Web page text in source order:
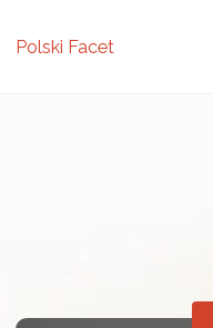
Polski Facet